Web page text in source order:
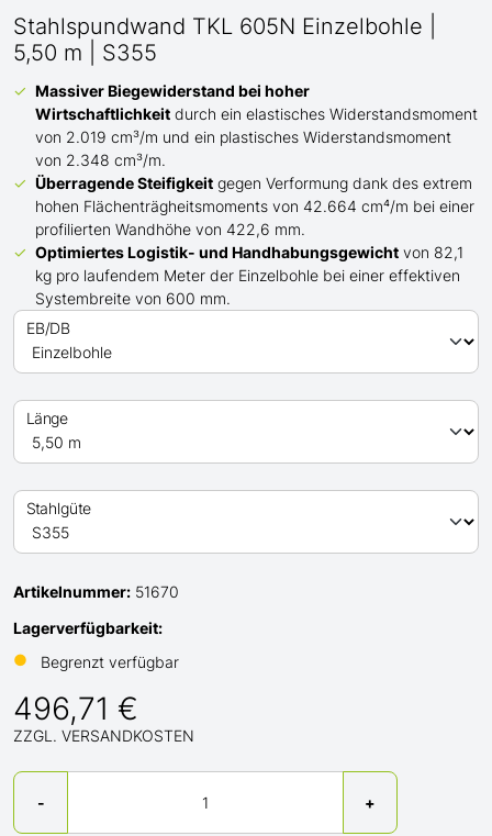
Stahlspundwand TKL 605N Einzelbohle |
5,50 m | S355
Massiver Biegewiderstand bei hoher
Wirtschaftlichkeit durch ein elastisches Widerstandsmoment
von 2.019 cm³/m und ein plastisches Widerstandsmoment
von 2.348 cm³/m.
Überragende Steifigkeit gegen Verformung dank des extrem
hohen Flächenträgheitsmoments von 42.664 cm⁴/m bei einer
profilierten Wandhöhe von 422,6 mm.
Optimiertes Logistik- und Handhabungsgewicht von 82,1
kg pro laufendem Meter der Einzelbohle bei einer effektiven
Systembreite von 600 mm.
EB/DB
Länge
Stahlgüte
Artikelnummer: 51670
Lagerverfügbarkeit:
●
Begrenzt verfügbar
496,71 €
ZZGL. VERSANDKOSTEN
-
Menge
+